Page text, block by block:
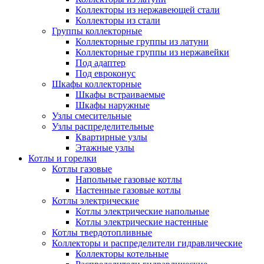
Коллекторы из нержавеющей стали
Коллекторы из стали
Группы коллекторные
Коллекторные группы из латуни
Коллекторные группы из нержавейки
Под адаптер
Под евроконус
Шкафы коллекторные
Шкафы встраиваемые
Шкафы наружные
Узлы смесительные
Узлы распределительные
Квартирные узлы
Этажные узлы
Котлы и горелки
Котлы газовые
Напольные газовые котлы
Настенные газовые котлы
Котлы электрические
Котлы электрические напольные
Котлы электрические настенные
Котлы твердотопливные
Коллекторы и распределители гидравлические
Коллекторы котельные